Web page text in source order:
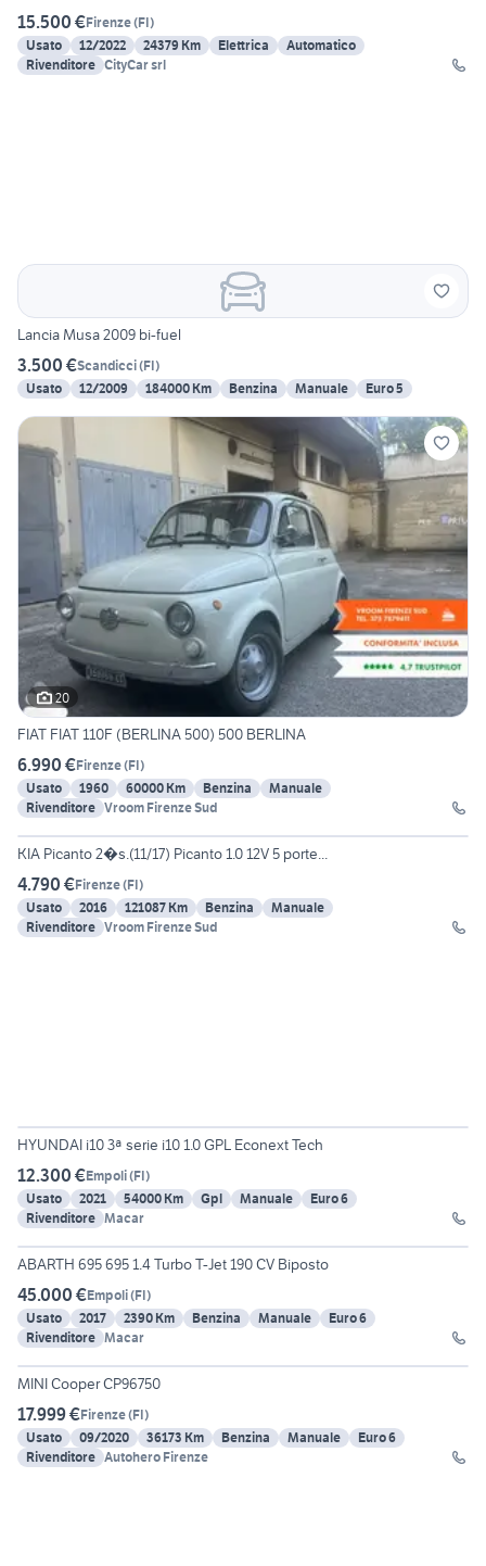
15.500 €Firenze(FI)
Usato
12/2022 24379 Km Elettrica
Automatico
Rivenditore CityCar srl
Lancia Musa 2009 bi-fuel
3.500 €Scandicci(FI)
Usato
12/2009 184000 Km Benzina Manuale Euro 5
20
FIAT FIAT 110F (BERLINA 500) 500 BERLINA
6.990 €Firenze(FI)
Usato
1960 60000 Km Benzina
Manuale
Rivenditore Vroom Firenze Sud
20
KIA Picanto 2�s.(11/17) Picanto 1.0 12V 5 porte...
4.790 €Firenze(FI)
Usato
2016 121087 Km Benzina
Manuale
Rivenditore Vroom Firenze Sud
HYUNDAI i10 3ª serie i10 1.0 GPL Econext Tech
12.300 €Empoli(FI)
Usato
2021 54000 Km Gpl Manuale
Euro 6
Rivenditore Macar
6
ABARTH 695 695 1.4 Turbo T-Jet 190 CV Biposto
45.000 €Empoli(FI)
Usato
2017 2390 Km Benzina Manuale
Euro 6
Rivenditore Macar
10
MINI Cooper CP96750
17.999 €Firenze(FI)
Usato
09/2020 36173 Km Benzina Manuale
Euro 6
Rivenditore Autohero Firenze